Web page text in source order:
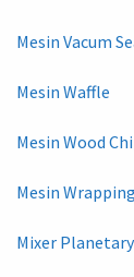
Mesin Vacum
Mesin Waffle
Mesin Wood
Mesin Wrapping
Mixer Planetary